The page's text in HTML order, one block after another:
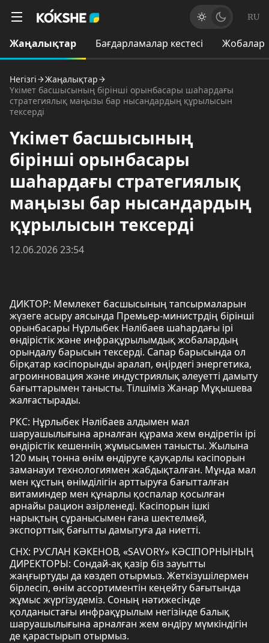
RU
Жаңалықтар Бағдарламалар кестесі Жобалар
Негізгі
Жаңалықтар
Үкімет басшысының бірінші орынбасары шаһардағы
стратегиялық маңызы бар нысандардың құрылысын
тексерді
Үкімет басшысының
бірінші орынбасары
шаһардағы стратегиялық
маңызы бар нысандардың
құрылысын тексерді
12.06.2026 23:54
ДИКТОР: Мемлекет басшысының тапсырмаларын
жүзеге асыру аясында Премьер-министрдің бірінші
орынбасары Нұрлыбек Нәлібаев шаһардағы ірі
өндірістік және инфрақұрылымдық жобалардың
орындалу барысын тексерді. Сапар барысында ол
бірқатар кәсіпорынды аралап, өңірдегі энергетика,
агроинновация және индустриялық әлеуетті дамыту
бағыттарымен танысты. Тілшіміз Жанар Мұқышева
жалғастырады.
РКС: Нұрлыбек Нәлібаев алдымен мал
шаруашылығына арналған құрама жем өндіретін ірі
өндірістік кешеннің жұмысымен танысты. Жылына
120 мың тонна өнім өндіруге қауқарлы кәсіпорын
заманауи технологиямен жабдықталған. Мұнда мал
мен құстың өнімділігін арттыруға бағытталған
витаминдер мен құнарлы қоспалар қосылған
арнайы рацион әзірленеді. Кәсіпорын ішкі
нарықтың сұранысымен ғана шектелмей,
экспорттық бағытты дамытуға да ниетті.
СНХ: РУСЛАН КӘКЕНОВ, «SАVORY» КӘСІПОРНЫНЫҢ
ДИРЕКТОРЫ: Сондай-ақ қазір біз зауытты
жаңғыртуды да көздеп отырмыз. Жеткізушілермен
бірлесіп, өнім ассортиментін кеңейту бағытында
жұмыс жүргізудеміз. Соның нәтижесінде
қолданыстағы инфрақұрылым негізінде балық
шаруашылығына арналған жем өндіру мүмкіндігін
де қарастырып отырмыз.